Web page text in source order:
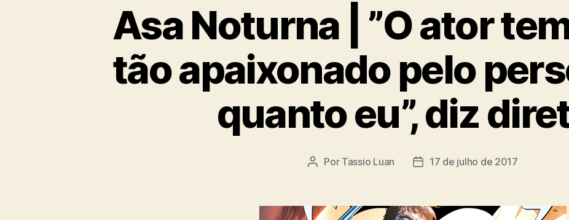
Asa Noturna | ”O ator
tão apaixonado pelo
quanto eu”, diz
Autor
Por Tassio Luan
Data17 de julho de 2017